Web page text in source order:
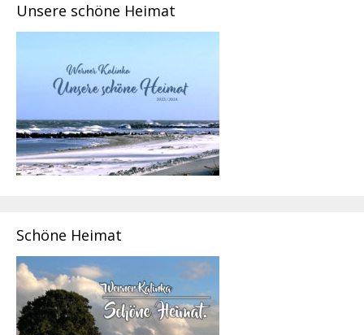
Unsere schöne Heimat
Schöne Heimat